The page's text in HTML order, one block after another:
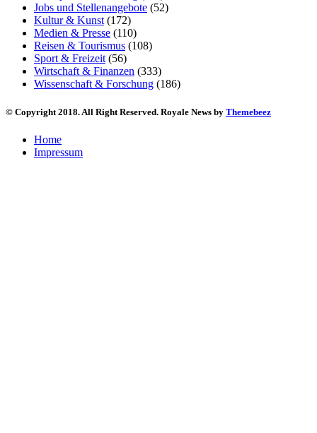
Jobs und Stellenangebote (52)
Kultur & Kunst (172)
Medien & Presse (110)
Reisen & Tourismus (108)
Sport & Freizeit (56)
Wirtschaft & Finanzen (333)
Wissenschaft & Forschung (186)
© Copyright 2018. All Right Reserved. Royale News by Themebeez
Home
Impressum